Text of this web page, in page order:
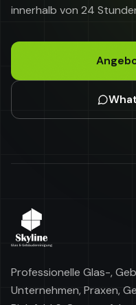
innerhalb von 24
Professionelle Glas-,
Unternehmen, Praxen,